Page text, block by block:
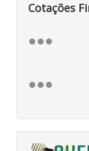
Cotações